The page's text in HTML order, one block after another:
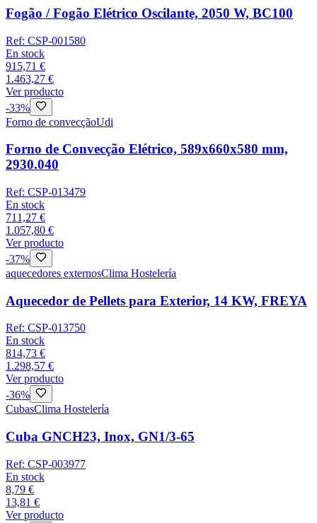
Fogão / Fogão Elétrico Oscilante, 2050 W, BC100
Ref: CSP-001580
En stock
915,71 €
1.463,27 €
Ver producto
-33%
Forno de convecçãoUdi
Forno de Convecção Elétrico, 589x660x580 mm,
2930.040
Ref: CSP-013479
En stock
711,27 €
1.057,80 €
Ver producto
-37%
aquecedores externosClima Hostelería
Aquecedor de Pellets para Exterior, 14 KW, FREYA
Ref: CSP-013750
En stock
814,73 €
1.298,57 €
Ver producto
-36%
CubasClima Hostelería
Cuba GNCH23, Inox, GN1/3-65
Ref: CSP-003977
En stock
8,79 €
13,81 €
Ver producto